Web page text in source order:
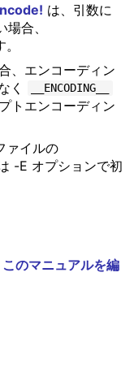
は、引数に
合、
、エンコーディン
く
__ENCODING__
トエンコーディン
ァイルの
-E オプションで初
このマニュアルを編